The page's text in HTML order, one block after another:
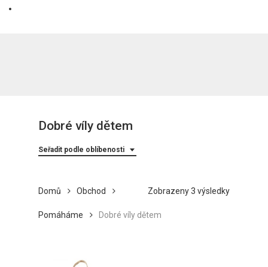
Dobré víly dětem
Seřadit podle oblíbenosti
Zobrazeny 3 výsledkySeřazeno
Domů Obchod
Pomáháme Dobré víly dětem